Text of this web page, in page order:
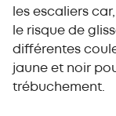
les escaliers
le risque de
différentes
jaune et noir
trébuchement.